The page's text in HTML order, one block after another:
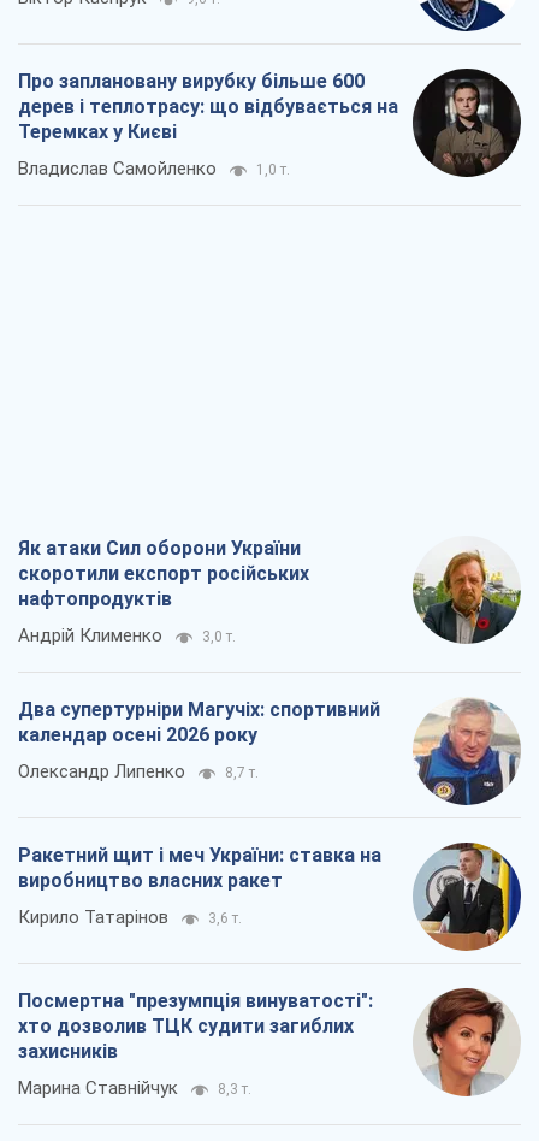
Про заплановану вирубку більше 600
дерев і теплотрасу: що відбувається на
Теремках у Києві
Владислав Самойленко 1,0 т.
Як атаки Сил оборони України
скоротили експорт російських
нафтопродуктів
Андрій Клименко 3,0 т.
Два супертурніри Магучіх: спортивний
календар осені 2026 року
Олександр Липенко 8,7 т.
Ракетний щит і меч України: ставка на
виробництво власних ракет
Кирило Татарінов 3,6 т.
Посмертна "презумпція винуватості":
хто дозволив ТЦК судити загиблих
захисників
Марина Ставнійчук 8,3 т.